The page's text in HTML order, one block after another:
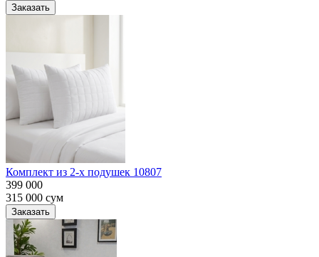
Заказать
Комплект из 2-х подушек 10807
399 000
315 000 сум
Заказать